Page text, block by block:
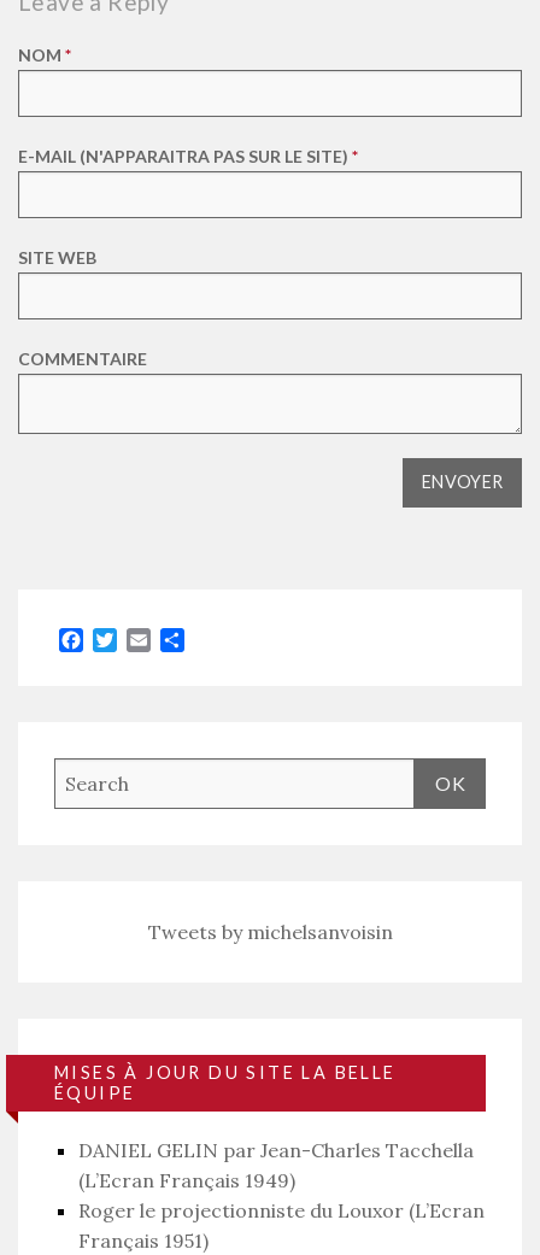
NOM *
E-MAIL (N'APPARAITRA PAS SUR LE SITE) *
SITE WEB
COMMENTAIRE
Facebook
TwitterEmail
Tweets by michelsanvoisin
MISES À JOUR DU SITE LA BELLE
ÉQUIPE
DANIEL GELIN par Jean-Charles Tacchella
(L’Ecran Français 1949)
Roger le projectionniste du Louxor (L’Ecran
Français 1951)